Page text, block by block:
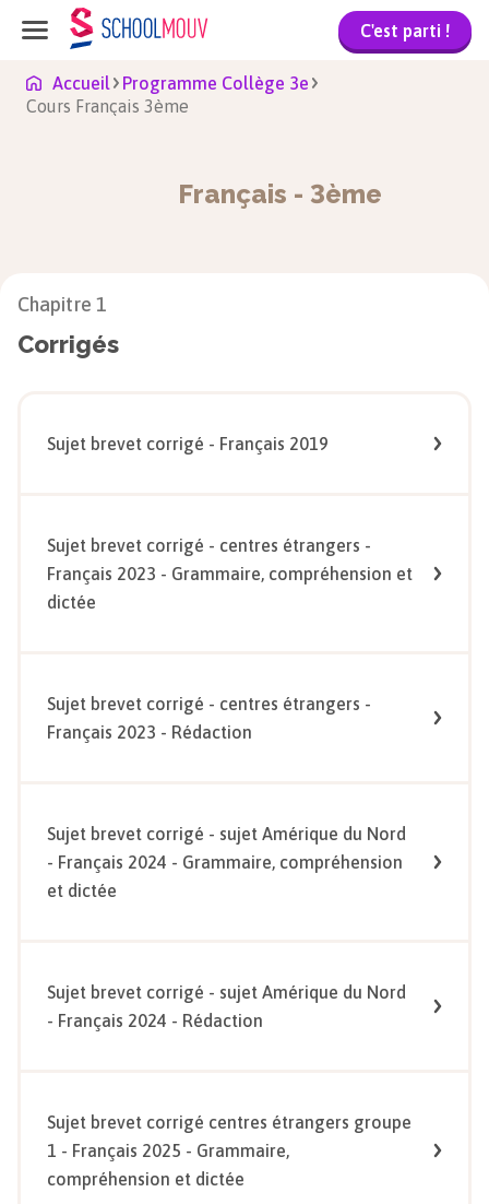
C'est parti !
Accueil
Programme Collège 3e
Cours Français 3ème
Français - 3ème
Chapitre 1
Corrigés
Sujet brevet corrigé - Français 2019
Sujet brevet corrigé - centres étrangers -
Français 2023 - Grammaire, compréhension et
dictée
Sujet brevet corrigé - centres étrangers -
Français 2023 - Rédaction
Sujet brevet corrigé - sujet Amérique du Nord
- Français 2024 - Grammaire, compréhension
et dictée
Sujet brevet corrigé - sujet Amérique du Nord
- Français 2024 - Rédaction
Sujet brevet corrigé centres étrangers groupe
1 - Français 2025 - Grammaire,
compréhension et dictée